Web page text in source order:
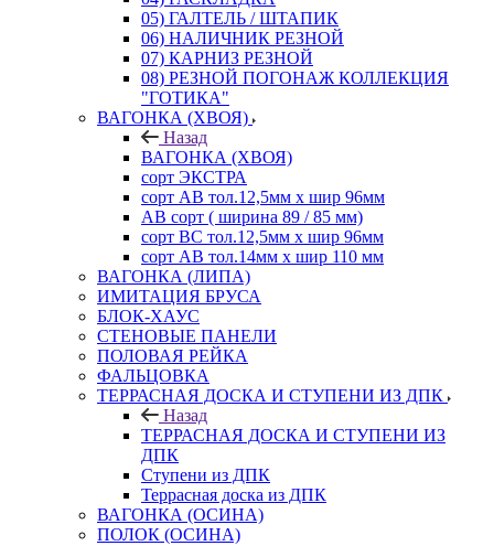
05) ГАЛТЕЛЬ / ШТАПИК
06) НАЛИЧНИК РЕЗНОЙ
07) КАРНИЗ РЕЗНОЙ
08) РЕЗНОЙ ПОГОНАЖ КОЛЛЕКЦИЯ
"ГОТИКА"
ВАГОНКА (ХВОЯ)
Назад
ВАГОНКА (ХВОЯ)
сорт ЭКСТРА
сорт АВ тол.12,5мм х шир 96мм
АВ сорт ( ширина 89 / 85 мм)
сорт ВС тол.12,5мм х шир 96мм
сорт АВ тол.14мм х шир 110 мм
ВАГОНКА (ЛИПА)
ИМИТАЦИЯ БРУСА
БЛОК-ХАУС
СТЕНОВЫЕ ПАНЕЛИ
ПОЛОВАЯ РЕЙКА
ФАЛЬЦОВКА
ТЕРРАСНАЯ ДОСКА И СТУПЕНИ ИЗ ДПК
Назад
ТЕРРАСНАЯ ДОСКА И СТУПЕНИ ИЗ
ДПК
Ступени из ДПК
Террасная доска из ДПК
ВАГОНКА (ОСИНА)
ПОЛОК (ОСИНА)